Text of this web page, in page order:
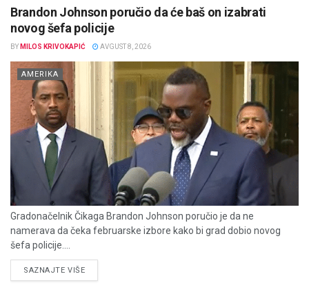
Brandon Johnson poručio da će baš on izabrati
novog šefa policije
BY MILOS KRIVOKAPIĆ AVGUST 8, 2026
AMERIKA
Gradonačelnik Čikaga Brandon Johnson poručio je da ne
namerava da čeka februarske izbore kako bi grad dobio novog
šefa policije....
SAZNAJTE VIŠEDETAILS